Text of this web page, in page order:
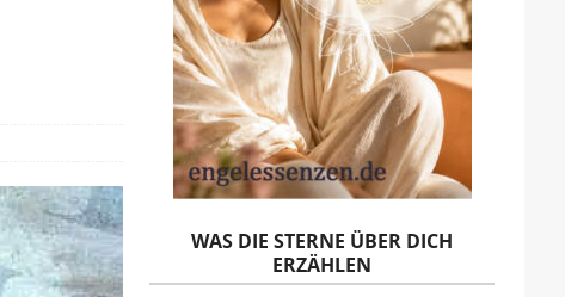
WAS DIE STERNE ÜBER DICH
ERZÄHLEN